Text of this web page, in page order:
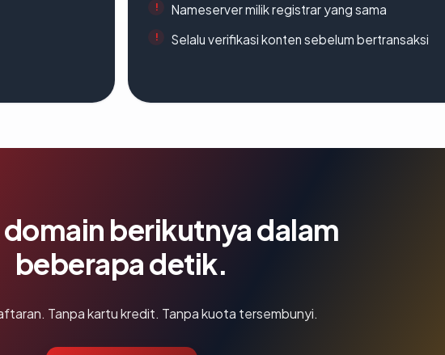
Nameserver milik registrar yang sama
Selalu verifikasi konten sebelum bertransaksi
domain berikutnya dalam
beberapa detik.
Tanpa kartu kredit. Tanpa kuota tersembunyi.